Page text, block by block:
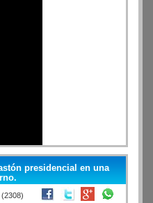
presidencial en una
(2308)